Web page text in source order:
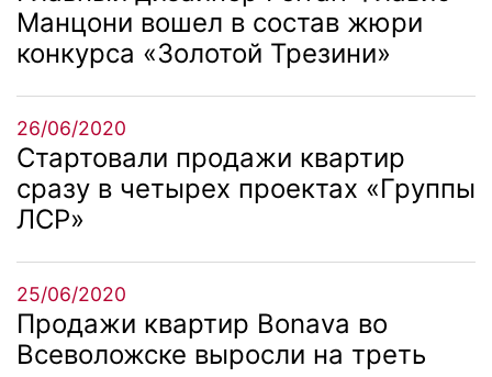
Манцони вошел в состав жюри
конкурса «Золотой Трезини»
26/06/2020
Стартовали продажи квартир
сразу в четырех проектах «Группы
ЛСР»
25/06/2020
Продажи квартир Bonava во
Всеволожске выросли на треть